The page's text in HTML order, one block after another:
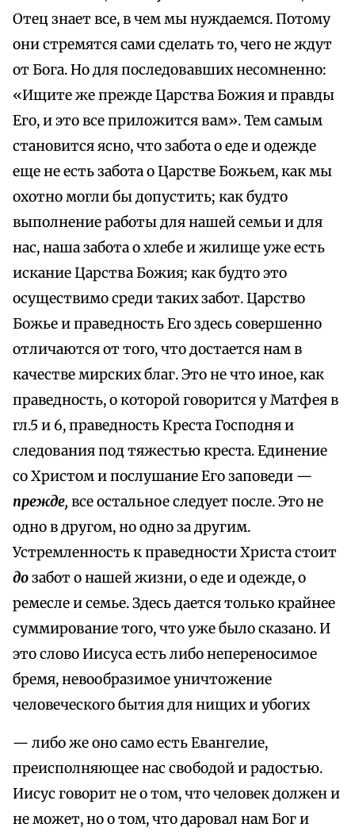
Отец знает все, в чем мы нуждаемся. Потому
они стремятся сами сделать то, чего не ждут
от Бога. Но для последовавших несомненно:
«Ищите же прежде Царства Божия и правды
Его, и это все приложится вам». Тем самым
становится ясно, что забота о еде и одежде
еще не есть забота о Царстве Божьем, как мы
охотно могли бы допустить; как будто
выполнение работы для нашей семьи и для
нас, наша забота о хлебе и жилище уже есть
искание Царства Божия; как будто это
осуществимо среди таких забот. Царство
Божье и праведность Его здесь совершенно
отличаются от того, что достается нам в
качестве мирских благ. Это не что иное, как
праведность, о которой говорится у Матфея в
гл.5 и 6, праведность Креста Господня и
следования под тяжестью креста. Единение
со Христом и послушание Его заповеди —
прежде, все остальное следует после. Это не
одно в другом, но одно за другим.
Устремленность к праведности Христа стоит
дозабот о нашей жизни, о еде и одежде, о
ремесле и семье. Здесь дается только крайнее
суммирование того, что уже было сказано. И
это слово Иисуса есть либо непереносимое
бремя, невообразимое уничтожение
человеческого бытия для нищих и убогих
— либо же оно само есть Евангелие,
преисполняющее нас свободой и радостью.
Иисус говорит не о том, что человек должен и
не может, но о том, что даровал нам Бог и